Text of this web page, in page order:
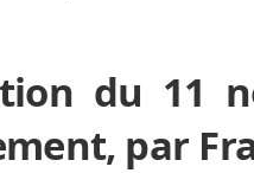
du 11
par